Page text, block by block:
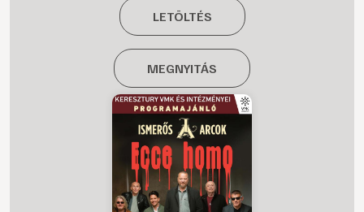
LETÖLTÉS
MEGNYITÁS